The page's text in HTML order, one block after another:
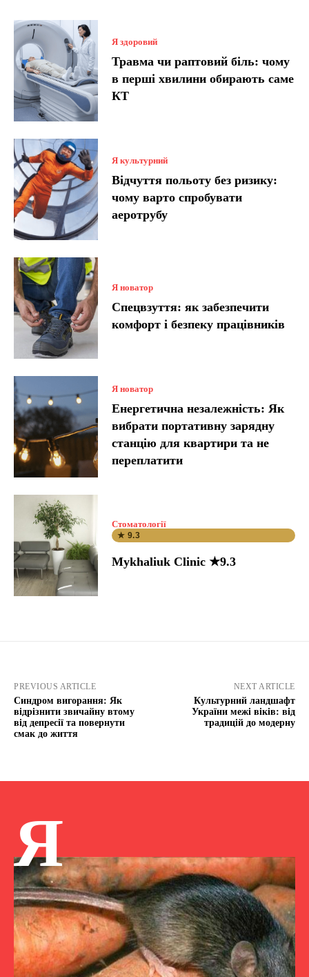
Я здоровий
Травма чи раптовий біль: чому
в перші хвилини обирають саме
КТ
Я культурний
Відчуття польоту без ризику:
чому варто спробувати
аеротрубу
Я новатор
Спецвзуття: як забезпечити
комфорт і безпеку працівників
Я новатор
Енергетична незалежність: Як
вибрати портативну зарядну
станцію для квартири та не
переплатити
Стоматології
★ 9.3
Mykhaliuk Clinic ★9.3
PREVIOUS ARTICLE
Синдром вигорання: Як
відрізнити звичайну втому
від депресії та повернути
смак до життя
NEXT ARTICLE
Культурний ландшафт
України межі віків: від
традицій до модерну
Я